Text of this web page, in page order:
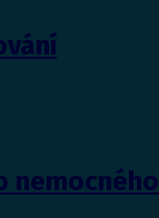
nemocného